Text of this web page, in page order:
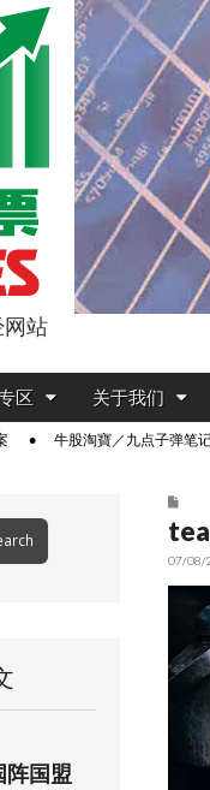
站
区 关于我们
牛股淘寶／九点子弹笔
07/08/
阵国盟